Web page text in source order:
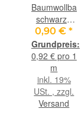
Baumwollband
schwarz -
ca. 1,6 mm
Durchm. x
ca. 98 cm
0,90 €*
0,92 € pro 1
m
inkl. 19%
USt. , zzgl.
Versand